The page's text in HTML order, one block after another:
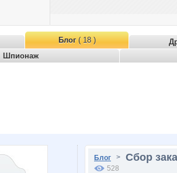
Блог( 18 )
Шпионаж
Блог > Сбор
528